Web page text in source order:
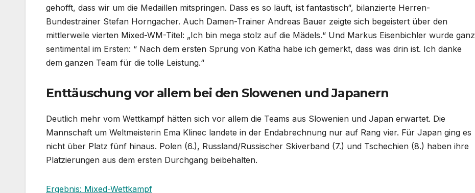
gehofft, dass wir um die Medaillen mitspringen. Dass es so läuft, ist fantastisch“, bilanzierte Herren-
Bundestrainer Stefan Horngacher. Auch Damen-Trainer Andreas Bauer zeigte sich begeistert über den
mittlerweile vierten Mixed-WM-Titel: „Ich bin mega stolz auf die Mädels.“ Und Markus Eisenbichler wurde ganz
sentimental im Ersten: “ Nach dem ersten Sprung von Katha habe ich gemerkt, dass was drin ist. Ich danke
dem ganzen Team für die tolle Leistung.“
Enttäuschung vor allem bei den Slowenen und Japanern
Deutlich mehr vom Wettkampf hätten sich vor allem die Teams aus Slowenien und Japan erwartet. Die
Mannschaft um Weltmeisterin Ema Klinec landete in der Endabrechnung nur auf Rang vier. Für Japan ging es
nicht über Platz fünf hinaus. Polen (6.), Russland/Russischer Skiverband (7.) und Tschechien (8.) haben ihre
Platzierungen aus dem ersten Durchgang beibehalten.
Ergebnis: Mixed-Wettkampf